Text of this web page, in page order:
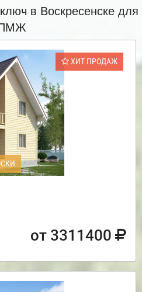
в Воскресенске для
ХИТ ПРОДАЖ
от 3311400